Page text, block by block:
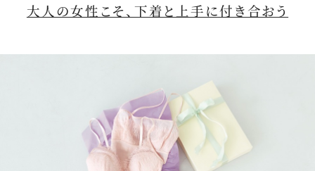
大人の女性こそ、下着と上手に付き合おう